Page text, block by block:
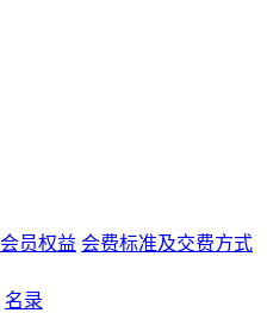
会员权益 会费标准及交费方式
名录